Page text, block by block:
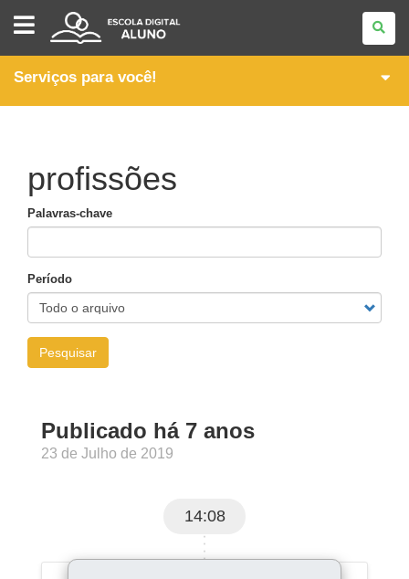
ESCOLA
DIGITAL
-
ALUNO
Serviços para você!
profissões
Palavras-chave
Período
Pesquisar
Publicado há 7 anos
23 de Julho de 2019
14:08